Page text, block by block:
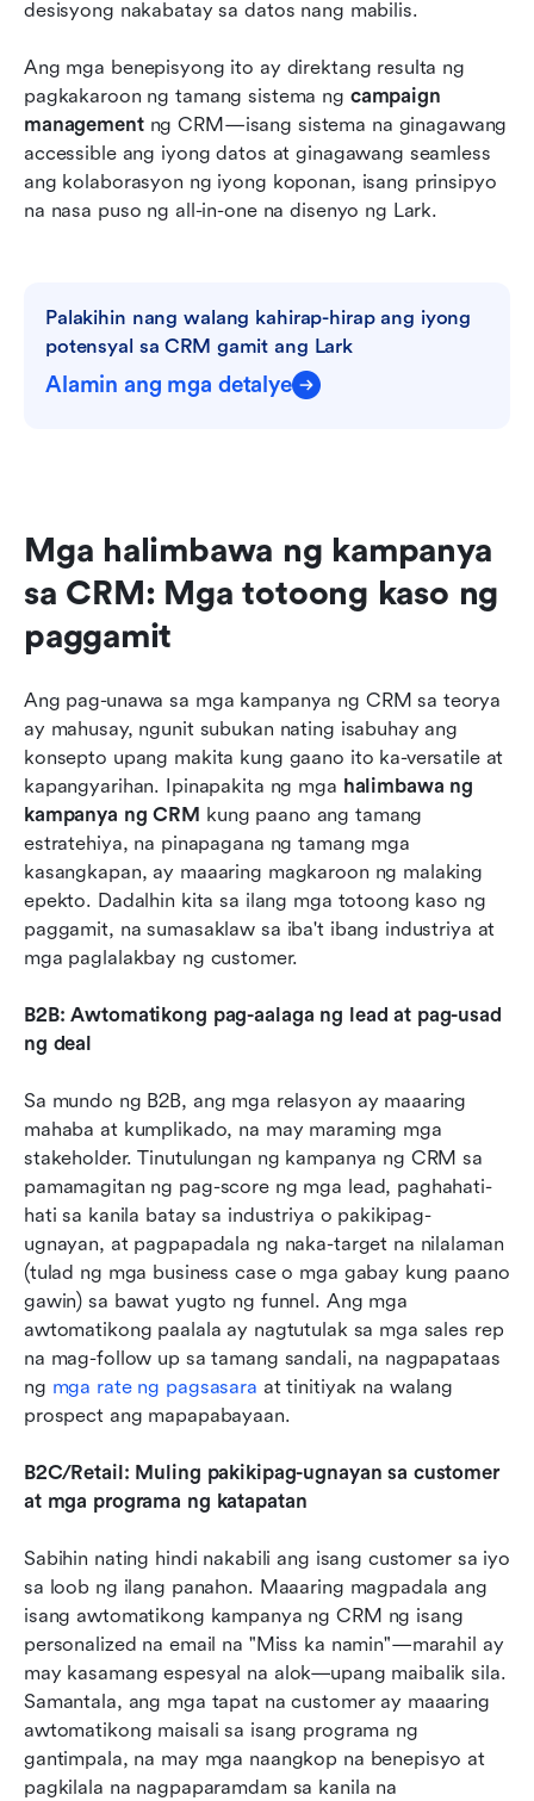
desisyong nakabatay sa datos nang mabilis.
Ang mga benepisyong ito ay direktang resulta ng
pagkakaroon ng tamang sistema ng campaign
management ng CRM—isang sistema na ginagawang
accessible ang iyong datos at ginagawang seamless
ang kolaborasyon ng iyong koponan, isang prinsipyo
na nasa puso ng all-in-one na disenyo ng Lark.
Palakihin nang walang kahirap-hirap ang iyong
potensyal sa CRM gamit ang Lark
Alamin ang mga detalye
Mga halimbawa ng kampanya
sa CRM: Mga totoong kaso ng
paggamit
Ang pag-unawa sa mga kampanya ng CRM sa teorya
ay mahusay, ngunit subukan nating isabuhay ang
konsepto upang makita kung gaano ito ka-versatile at
kapangyarihan. Ipinapakita ng mga halimbawa ng
kampanya ng CRM kung paano ang tamang
estratehiya, na pinapagana ng tamang mga
kasangkapan, ay maaaring magkaroon ng malaking
epekto. Dadalhin kita sa ilang mga totoong kaso ng
paggamit, na sumasaklaw sa iba't ibang industriya at
mga paglalakbay ng customer.
B2B: Awtomatikong pag-aalaga ng lead at pag-usad
ng deal
Sa mundo ng B2B, ang mga relasyon ay maaaring
mahaba at kumplikado, na may maraming mga
stakeholder. Tinutulungan ng kampanya ng CRM sa
pamamagitan ng pag-score ng mga lead, paghahati-
hati sa kanila batay sa industriya o pakikipag-
ugnayan, at pagpapadala ng naka-target na nilalaman
(tulad ng mga business case o mga gabay kung paano
gawin) sa bawat yugto ng funnel. Ang mga
awtomatikong paalala ay nagtutulak sa mga sales rep
na mag-follow up sa tamang sandali, na nagpapataas
ng mga rate ng pagsasara at tinitiyak na walang
prospect ang mapapabayaan.
B2C/Retail: Muling pakikipag-ugnayan sa customer
at mga programa ng katapatan
Sabihin nating hindi nakabili ang isang customer sa iyo
sa loob ng ilang panahon. Maaaring magpadala ang
isang awtomatikong kampanya ng CRM ng isang
personalized na email na "Miss ka namin"—marahil ay
may kasamang espesyal na alok—upang maibalik sila.
Samantala, ang mga tapat na customer ay maaaring
awtomatikong maisali sa isang programa ng
gantimpala, na may mga naangkop na benepisyo at
pagkilala na nagpaparamdam sa kanila na